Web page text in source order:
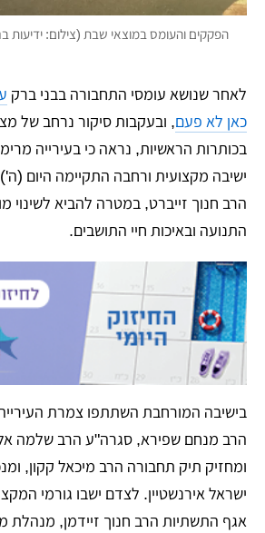
הפקקים והעומס במוצאי שבת (צילום: ידיעות
לאחר שנושא עומסי התחבורה בבני ברק
כאן לא פעם, ובעקבות סיקור נרחב של
בכותרות הראשיות, נראה כי בעירייה
ישיבה מקצועית ורחבה התקיימה היום
הרב חנוך זייברט, במטרה להביא לשינוי
התנועה ובאיכות חיי התושבים.
​בישיבה המורחבת השתתפו צמרת
הרב מנחם שפירא, סגרה"ע הרב שלמה
ומחזיק תיק תחבורה הרב מיכאל קקון,
ישראל אירנשטיין. לצדם ישבו גורמי
אגף התשתיות הרב חנוך זיידמן,